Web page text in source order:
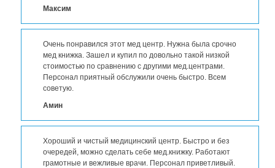
Максим
Очень понравился этот мед центр. Нужна была срочно
мед книжка. Зашел и купил по довольно такой низкой
стоимостью по сравнению с другими мед.центрами.
Персонал приятный обслужили очень быстро. Всем
советую.
Амин
Хороший и чистый медицинский центр. Быстро и без
очередей, можно сделать себе мед.книжку. Работают
грамотные и вежливые врачи. Персонал приветливый.